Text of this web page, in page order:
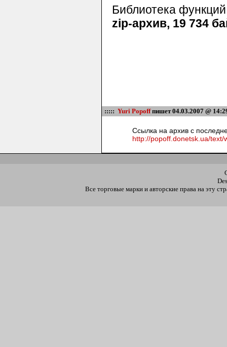
Библиотека
zip-архив, 19 734
::::: Yuri Popoffпишет 04.03.2007 @
Ссылка на архив с
http://popoff.donetsk.ua/text/
Все торговые марки и авторские права на эту